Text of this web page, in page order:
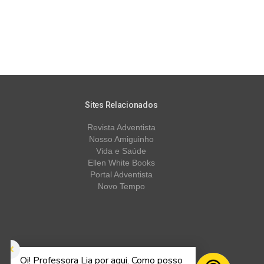
Sites Relacionados
Revista Adventista
Nosso Amiguinho
Vida e Saúde
Ellen White Books
Portal Adventista
Novo Tempo